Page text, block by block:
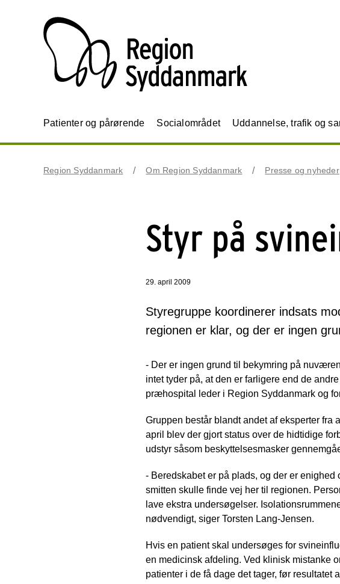
Patienter og pårørende Socialområdet Uddannelse, trafik og
Region Syddanmark Om Region Syddanmark Presse og nyheder
Styr på
29. april 2009
Styregruppe koordinerer indsats
regionen er klar, og der er ingen
- Der er ingen grund til bekymring på
intet tyder på, at den er farligere end de
præhospital leder i Region Syddanmark og
Gruppen består blandt andet af eksperter
april blev der gjort status over de hidtidige
udstyr såsom beskyttelsesmasker
- Beredskabet er på plads, og der er
smitten skulle finde vej her til regionen.
lave ekstra undersøgelser.
nødvendigt, siger Torsten Lang-Jensen.
Hvis en patient skal undersøges for
en medicinsk afdeling. Ved klinisk mistanke
patienter i de få dage det tager, før resultatet